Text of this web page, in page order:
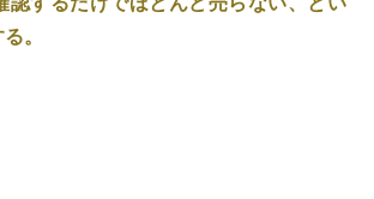
る。